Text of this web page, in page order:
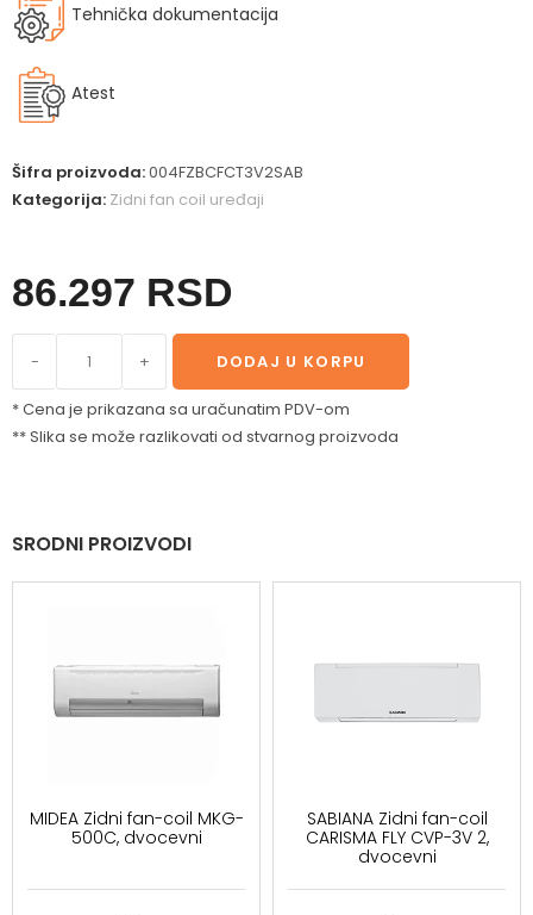
Tehnička dokumentacija
Atest
Šifra proizvoda:004FZBCFCT3V2SAB
Kategorija: Zidni fan coil uređaji
86.297 RSD
- + DODAJ U KORPU
* Cena je prikazana sa uračunatim PDV-om
** Slika se može razlikovati od stvarnog proizvoda
SRODNI PROIZVODI
MIDEA Zidni fan-coil MKG-
500C, dvocevni
SABIANA Zidni fan-coil
CARISMA FLY CVP-3V 2,
dvocevni